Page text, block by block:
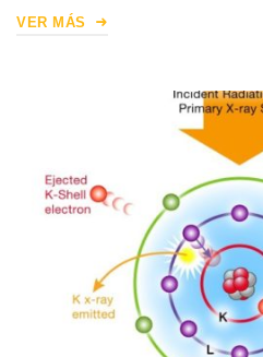
VER MÁS